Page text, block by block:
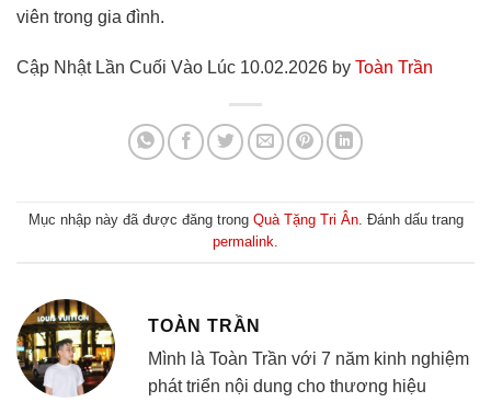
viên trong gia đình.
Cập Nhật Lần Cuối Vào Lúc 10.02.2026 by Toàn Trần
Mục nhập này đã được đăng trong Quà Tặng Tri Ân. Đánh dấu trang
permalink.
TOÀN TRẦN
Mình là Toàn Trần với 7 năm kinh nghiệm
phát triển nội dung cho thương hiệu